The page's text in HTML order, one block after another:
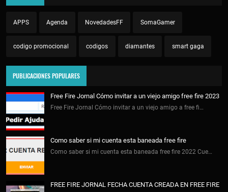
APPS Agenda NovedadesFF SomaGamer
codigo promocional codigos diamantes smart gaga
PUBLICACIONES POPULARES
Free Fire Jornal Cómo invitar a un viejo amigo free fire 2023
Free Fire Jornal Cómo invitar a un viejo amigo a free fi…
Como saber si mi cuenta esta baneada free fire
Como saber si mi cuenta esta baneada free fire 2022 Cue…
FREE FIRE JORNAL FECHA CUENTA CREADA EN FREE FIRE